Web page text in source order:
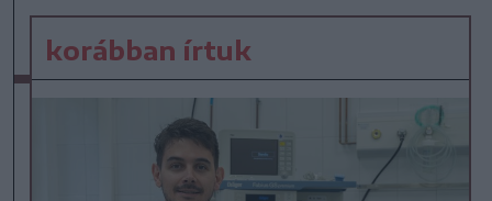
korábban írtuk